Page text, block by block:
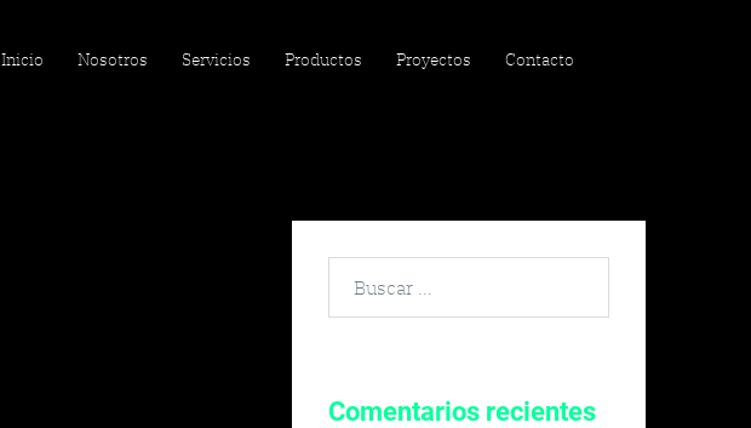
Inicio Nosotros Servicios Productos Proyectos Contacto
por:
Comentarios recientes